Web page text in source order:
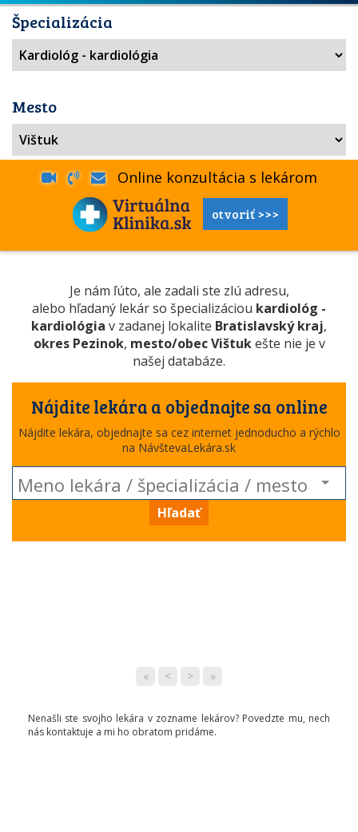
Špecializácia
Mesto
Online konzultácia s lekárom
otvoriť >>>
Je nám ľúto, ale zadali ste zlú adresu,
alebo hľadaný lekár so špecializáciou kardiológ -
kardiológia v zadanej lokalite Bratislavský kraj,
okres Pezinok, mesto/obec Vištukešte nie je v
našej databáze.
Nájdite lekára a objednajte sa online
Nájdite lekára, objednajte sa cez internet jednoducho a rýchlo
na NávštevaLekára.sk
Hľadať
« < > »
Nenašli ste svojho lekára v zozname lekárov? Povedzte mu, nech
nás kontaktuje a mi ho obratom pridáme.